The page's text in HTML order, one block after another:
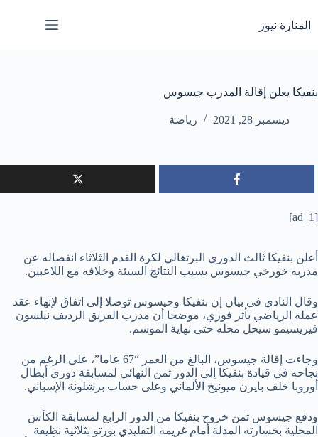
إلى
المحتوى
المنارة نيوز
بنفيكا يعلن إقالة المدرب جيسوس
ديسمبر 28, 2021 رياضة
[ad_1]
أعلن بنفيكا ثالث الدوري البرتغالي لكرة القدم الثلاثاء انفصاله عن
مدربه خورخي جيسوس بسبب النتائج السيئة وخلافه مع اللاعبين.
وقال النادي في بيان إن بنفيكا وجيسوس توصلا إلى اتفاق لإنهاء عقد
عمله الرياضي بأثر فوري، موضحا أن مدرب الفريق الرديف نيلسون
فيريسيمو سيحل محله حتى نهاية الموسم.
وجاءت إقالة جيسوس، البالغ من العمر “67 عاما”، على الرغم من
نجاحه في قيادة بنفيكا إلى الدور ثمن النهائي لمسابقة دوري أبطال
أوروبا خلف بايرن ميونيخ الألماني وعلى حساب برشلونة الإسباني.
ودفع جيسوس ثمن خروج بنفيكا من الدور الرابع لمسابقة الكأس
المحلية بخسارته المذلة أمام غريمه التقليدي بورتو بثلاثية نظيفة